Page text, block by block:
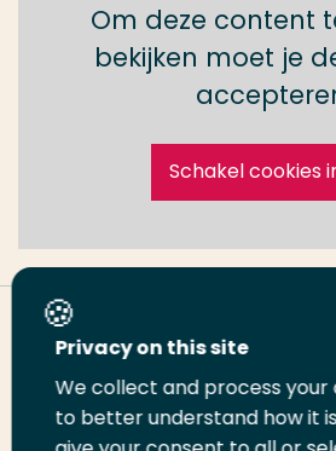
Om deze content
bekijken moet je
Schakel cookies
Deel deze pagina
DeelDeelDeelEmailPrint
Privacy on this site
We collect and process your
to better understand how it